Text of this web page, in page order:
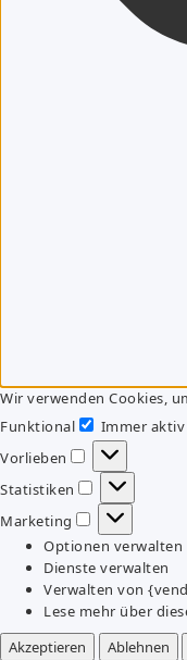
Wir verwenden Cookies,
Funktional
Funktional
Immer aktiv
Vorlieben
Vorlieben
Statistiken
Statistiken
Marketing
Marketing
Optionen verwalten
Dienste verwalten
Verwalten von
Lese mehr über
Akzeptieren
Ablehnen